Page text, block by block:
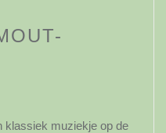
klassiek muziekje op de